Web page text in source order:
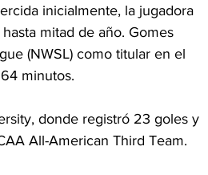
inicialmente, la jugadora
mitad de año. Gomes
(NWSL) como titular en el
minutos.
donde registró 23 goles y
All-American Third Team.